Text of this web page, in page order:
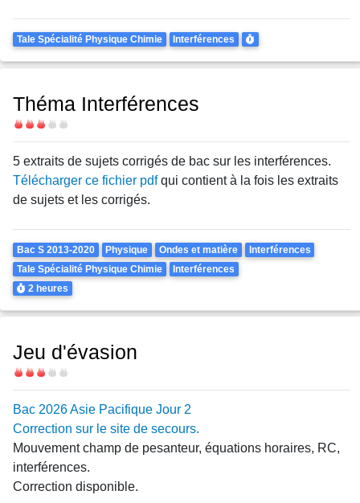
Theme
Tale Spécialité Physique Chimie Interférences Durée
Théma Interférences
Difficulté
5 extraits de sujets corrigés de bac sur les interférences.
Télécharger ce fichier pdfqui contient à la fois les extraits
de sujets et les corrigés.
Theme
Bac S 2013-2020 Physique Ondes et matière
Interférences
Tale Spécialité Physique Chimie
Interférences
Durée
2 heures
Jeu d'évasion
Difficulté
Bac 2026 Asie Pacifique Jour 2
Correction sur le site de secours.
Mouvement champ de pesanteur, équations horaires, RC,
interférences.
Correction disponible.